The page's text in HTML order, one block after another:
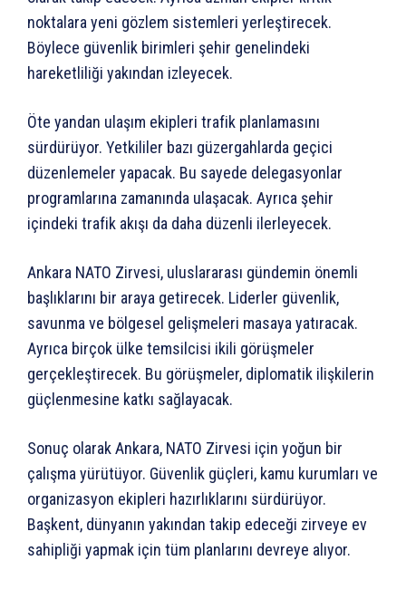
noktalara yeni gözlem sistemleri yerleştirecek.
Böylece güvenlik birimleri şehir genelindeki
hareketliliği yakından izleyecek.
Öte yandan ulaşım ekipleri trafik planlamasını
sürdürüyor. Yetkililer bazı güzergahlarda geçici
düzenlemeler yapacak. Bu sayede delegasyonlar
programlarına zamanında ulaşacak. Ayrıca şehir
içindeki trafik akışı da daha düzenli ilerleyecek.
Ankara NATO Zirvesi, uluslararası gündemin önemli
başlıklarını bir araya getirecek. Liderler güvenlik,
savunma ve bölgesel gelişmeleri masaya yatıracak.
Ayrıca birçok ülke temsilcisi ikili görüşmeler
gerçekleştirecek. Bu görüşmeler, diplomatik ilişkilerin
güçlenmesine katkı sağlayacak.
Sonuç olarak Ankara, NATO Zirvesi için yoğun bir
çalışma yürütüyor. Güvenlik güçleri, kamu kurumları ve
organizasyon ekipleri hazırlıklarını sürdürüyor.
Başkent, dünyanın yakından takip edeceği zirveye ev
sahipliği yapmak için tüm planlarını devreye alıyor.